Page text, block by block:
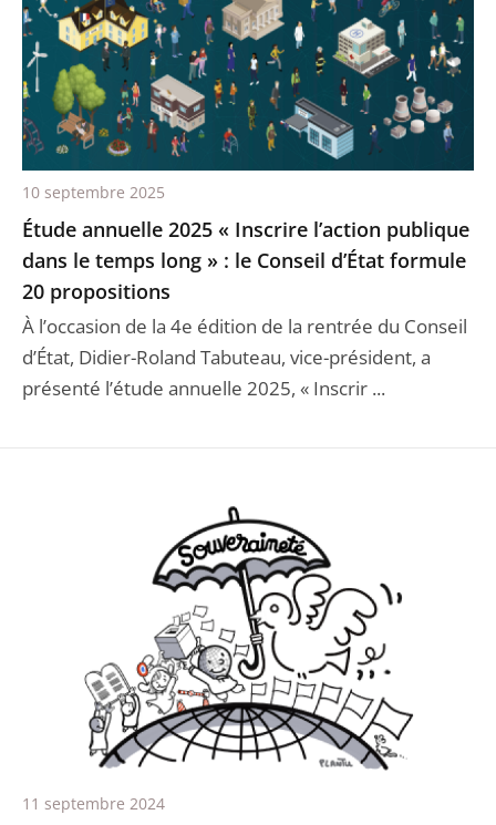
Étude annuelle 2025 « Inscrire l’action publique
dans le temps long » : le Conseil d’État formule
20 propositions
À l’occasion de la 4e édition de la rentrée du Conseil
d’État, Didier-Roland Tabuteau, vice-président, a
présenté l’étude annuelle 2025, « Inscrir ...
10 septembre 2025
11 septembre 2024